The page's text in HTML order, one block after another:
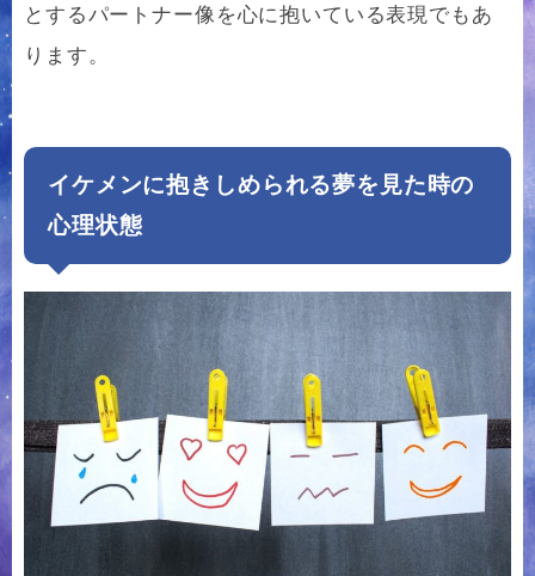
とするパートナー像を心に抱いている表現でもあ
ります。
イケメンに抱きしめられる夢を見た時の
心理状態